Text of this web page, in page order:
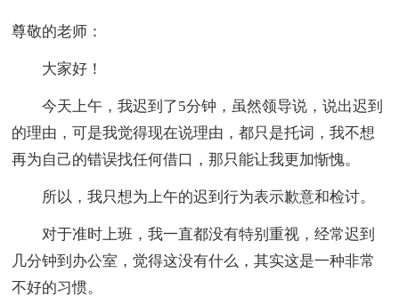
尊敬的老师：
大家好！
今天上午，我迟到了5分钟，虽然领导说，说出迟到
的理由，可是我觉得现在说理由，都只是托词，我不想
再为自己的错误找任何借口，那只能让我更加惭愧。
所以，我只想为上午的迟到行为表示歉意和检讨。
对于准时上班，我一直都没有特别重视，经常迟到
几分钟到办公室，觉得这没有什么，其实这是一种非常
不好的习惯。